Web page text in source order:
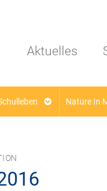
Aktuelles
Nature In